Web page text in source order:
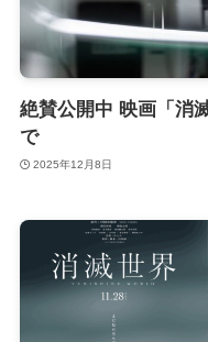
絶賛公開中 映画「消
で
2025年12月8日